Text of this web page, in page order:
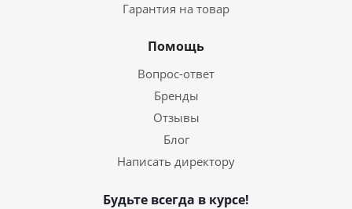
Гарантия на товар
Помощь
Вопрос-ответ
Бренды
Отзывы
Блог
Написать директору
Будьте всегда в курсе!